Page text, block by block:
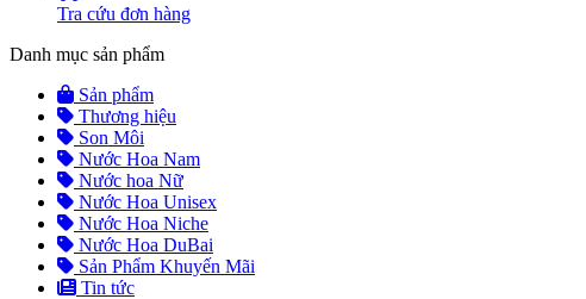
Tra cứu đơn hàng
Danh mục sản phẩm
Sản phẩm
Thương hiệu
Son Môi
Nước Hoa Nam
Nước hoa Nữ
Nước Hoa Unisex
Nước Hoa Niche
Nước Hoa DuBai
Sản Phẩm Khuyến Mãi
Tin tức